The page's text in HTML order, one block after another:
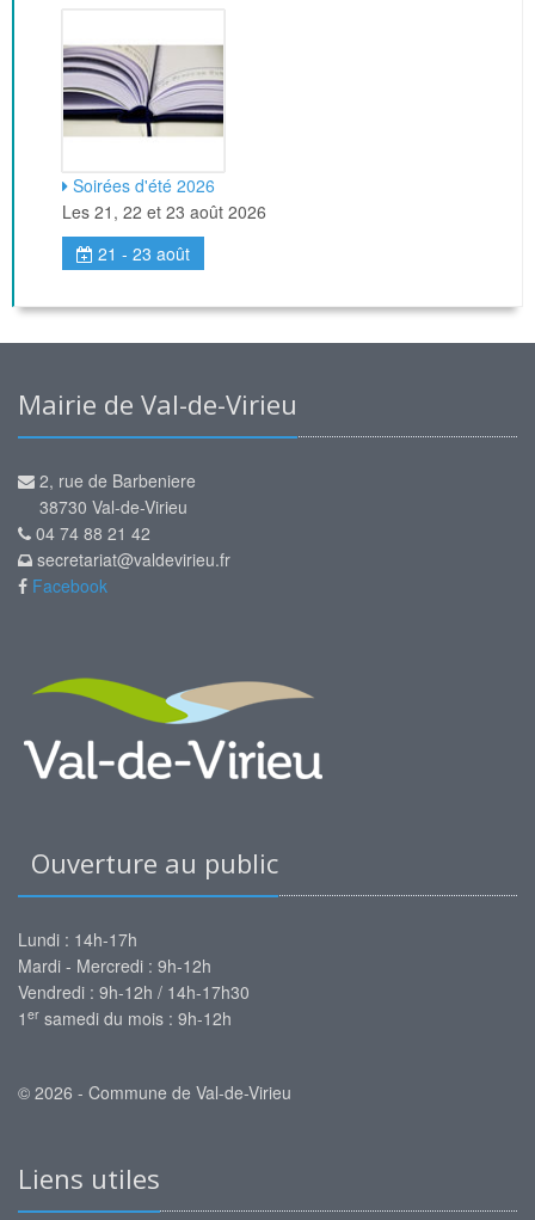
Soirées d'été 2026
Les 21, 22 et 23 août 2026
21 - 23 août
Mairie de Val-de-Virieu
2, rue de Barbeniere
38730 Val-de-Virieu
04 74 88 21 42
secretariat@valdevirieu.fr
Facebook
Ouverture au public
Lundi : 14h-17h
Mardi - Mercredi : 9h-12h
Vendredi : 9h-12h / 14h-17h30
1 er samedi du mois : 9h-12h
© 2026 - Commune de Val-de-Virieu
Liens utiles